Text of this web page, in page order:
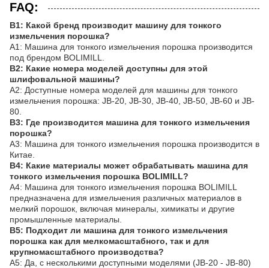
FAQ:
В1: Какой бренд производит машину для тонкого
измельчения порошка?
A1: Машина для тонкого измельчения порошка производится
под брендом BOLIMILL.
В2: Какие номера моделей доступны для этой
шлифовальной машины?
A2: Доступные номера моделей для машины для тонкого
измельчения порошка: JB-20, JB-30, JB-40, JB-50, JB-60 и JB-
80.
В3: Где производится машина для тонкого измельчения
порошка?
A3: Машина для тонкого измельчения порошка производится в
Китае.
В4: Какие материалы может обрабатывать машина для
тонкого измельчения порошка BOLIMILL?
A4: Машина для тонкого измельчения порошка BOLIMILL
предназначена для измельчения различных материалов в
мелкий порошок, включая минералы, химикаты и другие
промышленные материалы.
В5: Подходит ли машина для тонкого измельчения
порошка как для мелкомасштабного, так и для
крупномасштабного производства?
A5: Да, с несколькими доступными моделями (JB-20 - JB-80)